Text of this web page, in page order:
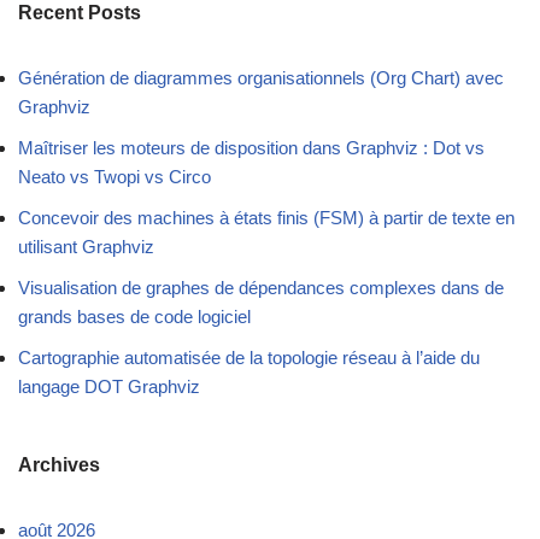
Recent Posts
Génération de diagrammes organisationnels (Org Chart) avec
Graphviz
Maîtriser les moteurs de disposition dans Graphviz : Dot vs
Neato vs Twopi vs Circo
Concevoir des machines à états finis (FSM) à partir de texte en
utilisant Graphviz
Visualisation de graphes de dépendances complexes dans de
grands bases de code logiciel
Cartographie automatisée de la topologie réseau à l’aide du
langage DOT Graphviz
Archives
août 2026